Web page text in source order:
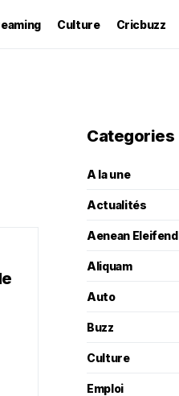
Culture Cricbuzz
Categories
A la une
Actualités
Aenean Eleifend
Aliquam
Auto
Buzz
Culture
Emploi